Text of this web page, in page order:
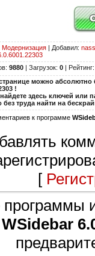
Модернизация | Добавил:
: 9880 | Загрузок: 0 | Рейтинг
можно абсолютно
!
здесь ключей или
без труда найти на
к программе
[
программы
WSidebar